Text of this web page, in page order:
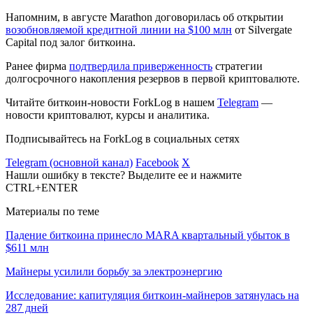
Напомним, в августе Marathon договорилась об открытии
возобновляемой кредитной линии на $100 млн от Silvergate
Capital под залог биткоина.
Ранее фирма подтвердила приверженность стратегии
долгосрочного накопления резервов в первой криптовалюте.
Читайте биткоин-новости ForkLog в нашем Telegram —
новости криптовалют, курсы и аналитика.
Подписывайтесь на ForkLog в социальных сетях
Telegram (основной канал) Facebook X
Нашли ошибку в тексте? Выделите ее и нажмите
CTRL+ENTER
Материалы по теме
Падение биткоина принесло MARA квартальный убыток в
$611 млн
Майнеры усилили борьбу за электроэнергию
Исследование: капитуляция биткоин-майнеров затянулась на
287 дней